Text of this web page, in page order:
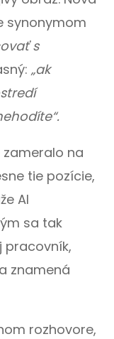
synonymom
s
„ak
zameralo na
tie pozície,
AI
sa tak
pracovník,
znamená
rozhovore,